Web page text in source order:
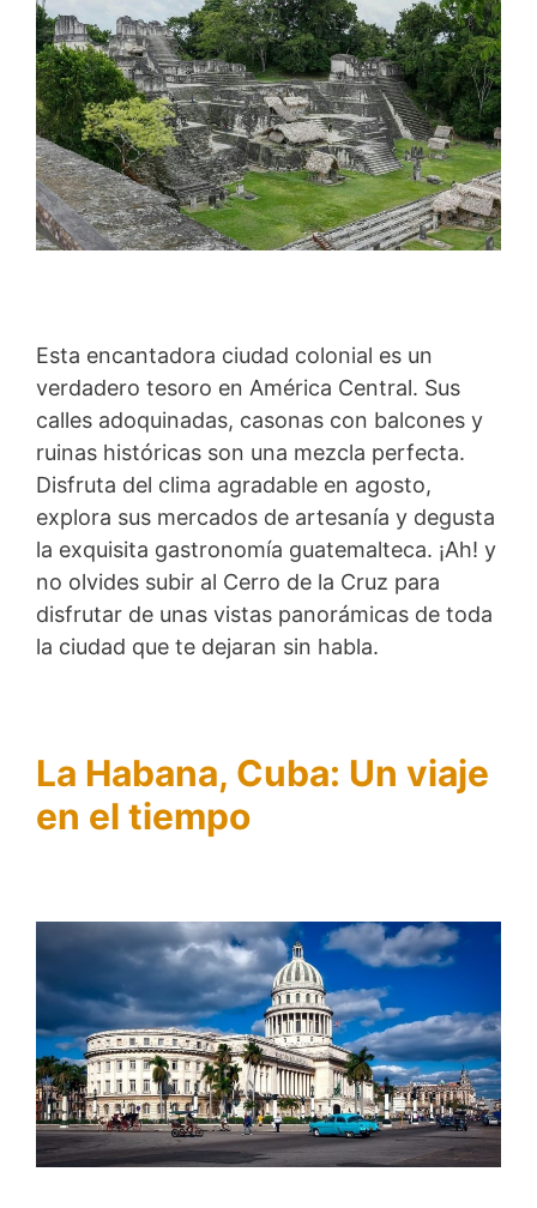
Esta encantadora ciudad colonial es un
verdadero tesoro en América Central. Sus
calles adoquinadas, casonas con balcones y
ruinas históricas son una mezcla perfecta.
Disfruta del clima agradable en agosto,
explora sus mercados de artesanía y degusta
la exquisita gastronomía guatemalteca. ¡Ah! y
no olvides subir al Cerro de la Cruz para
disfrutar de unas vistas panorámicas de toda
la ciudad que te dejaran sin habla.
La Habana, Cuba: Un viaje
en el tiempo